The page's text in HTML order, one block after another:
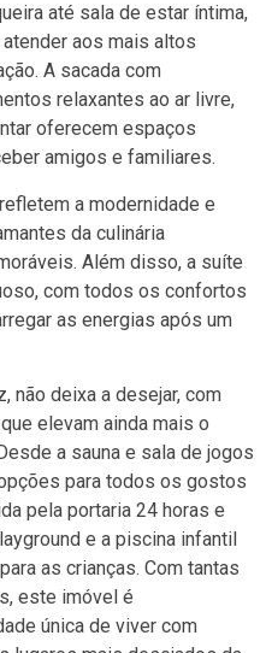
até sala de estar íntima,
aos mais altos
A sacada com
relaxantes ao ar livre,
oferecem espaços
amigos e familiares.
a modernidade e
da culinária
Além disso, a suíte
com todos os confortos
as energias após um
não deixa a desejar, com
elevam ainda mais o
a sauna e sala de jogos
para todos os gostos
pela portaria 24 horas e
e a piscina infantil
as crianças. Com tantas
este imóvel é
única de viver com